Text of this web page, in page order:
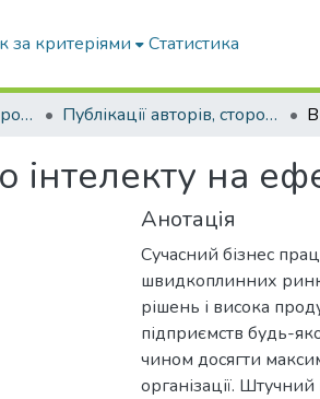
за критеріями Статистика
Публікації авторів, сторонніх університету Публікації авторів, сторонніх університету
на
Анотація
Сучасний бізнес
швидкоплинних
рішень і висока
підприємств будь-
чином досягти
організації.